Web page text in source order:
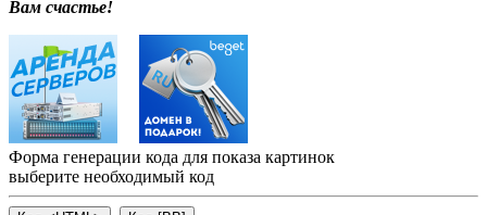
Вам счастье!
Форма генерации кода для показа картинок
выберите необходимый код